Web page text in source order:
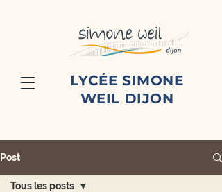
LYCÉE SIMONE
WEIL DIJON
Post
Tous les posts